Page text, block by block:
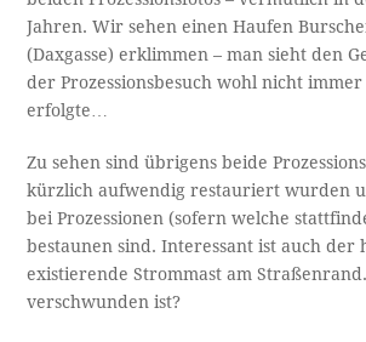
Jahren. Wir sehen einen Haufen
(Daxgasse) erklimmen – man sieht den
der Prozessionsbesuch wohl nicht
erfolgte…
Zu sehen sind übrigens beide
kürzlich aufwendig restauriert wurden
bei Prozessionen (sofern welche
bestaunen sind. Interessant ist auch der
existierende Strommast am
verschwunden ist?